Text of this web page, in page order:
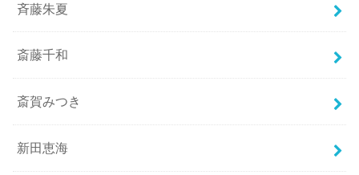
斉藤朱夏
斎藤千和
斎賀みつき
新田恵海